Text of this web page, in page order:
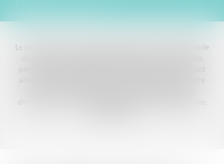
Droit collaboratif
Le droit ou le processus collaboratif est un mode amiable
différend tout en étant respectueux et bienveillant avec